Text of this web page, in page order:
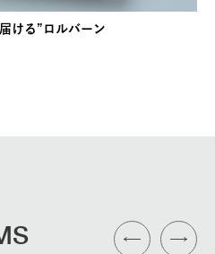
ける”ロルバーン